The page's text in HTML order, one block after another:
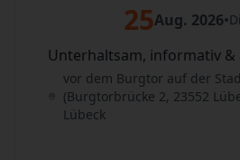
25Aug. 2026•
Unterhaltsam, informativ &
vor dem Burgtor auf der
(Burgtorbrücke 2, 23552
Lübeck